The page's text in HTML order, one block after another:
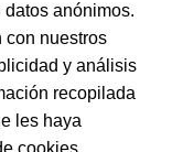
14
anónimos.
con nuestros
y análisis
recopilada
les haya
cookies